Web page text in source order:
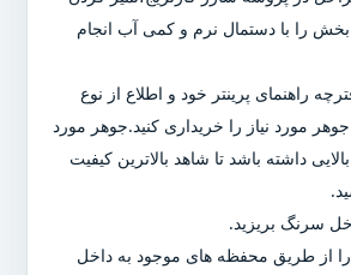
را با دستمال نرم و کمی آب انجام
راهنمای پرینتر خود و اطلاع از نوع
مورد نیاز را خریداری کنید.جوهر مورد
داشته باشد تا شاهد بالاترین کیفیت
سرنگ بریزید.
از طریق محفظه های موجود به داخل